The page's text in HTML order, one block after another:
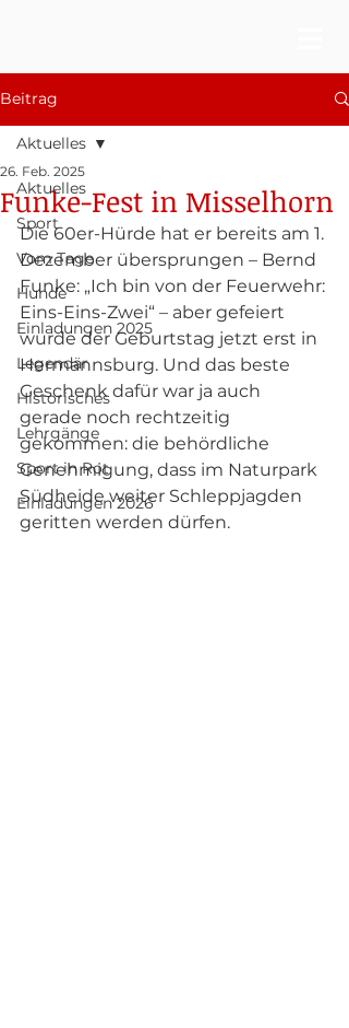
Beitrag
Aktuelles
Sport
Vom Tage
Hunde
Einladungen 2025
Legendär
Historisches
Lehrgänge
Sport in Rot
Einladungen 2026
Aktuelles
Funke-Fest in Misselhorn
26. Feb. 2025
Die 60er-Hürde hat er bereits am 1.
Dezember übersprungen – Bernd
Funke: „Ich bin von der Feuerwehr:
Eins-Eins-Zwei“ – aber gefeiert
wurde der Geburtstag jetzt erst in
Hermannsburg. Und das beste
Geschenk dafür war ja auch
gerade noch rechtzeitig
gekommen: die behördliche
Genehmigung, dass im Naturpark
Südheide weiter Schleppjagden
geritten werden dürfen.